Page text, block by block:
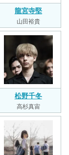
龍宮寺堅
山田裕貴
松野千冬
高杉真宙